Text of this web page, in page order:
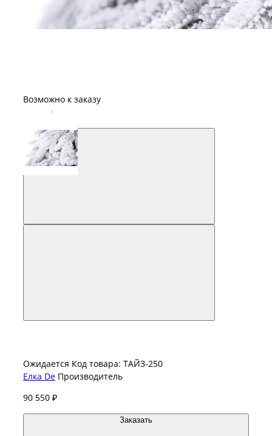
Возможно к заказу
Ожидается Код товара: ТАЙЗ-250
Елка De Производитель
90 550 ₽
Заказать